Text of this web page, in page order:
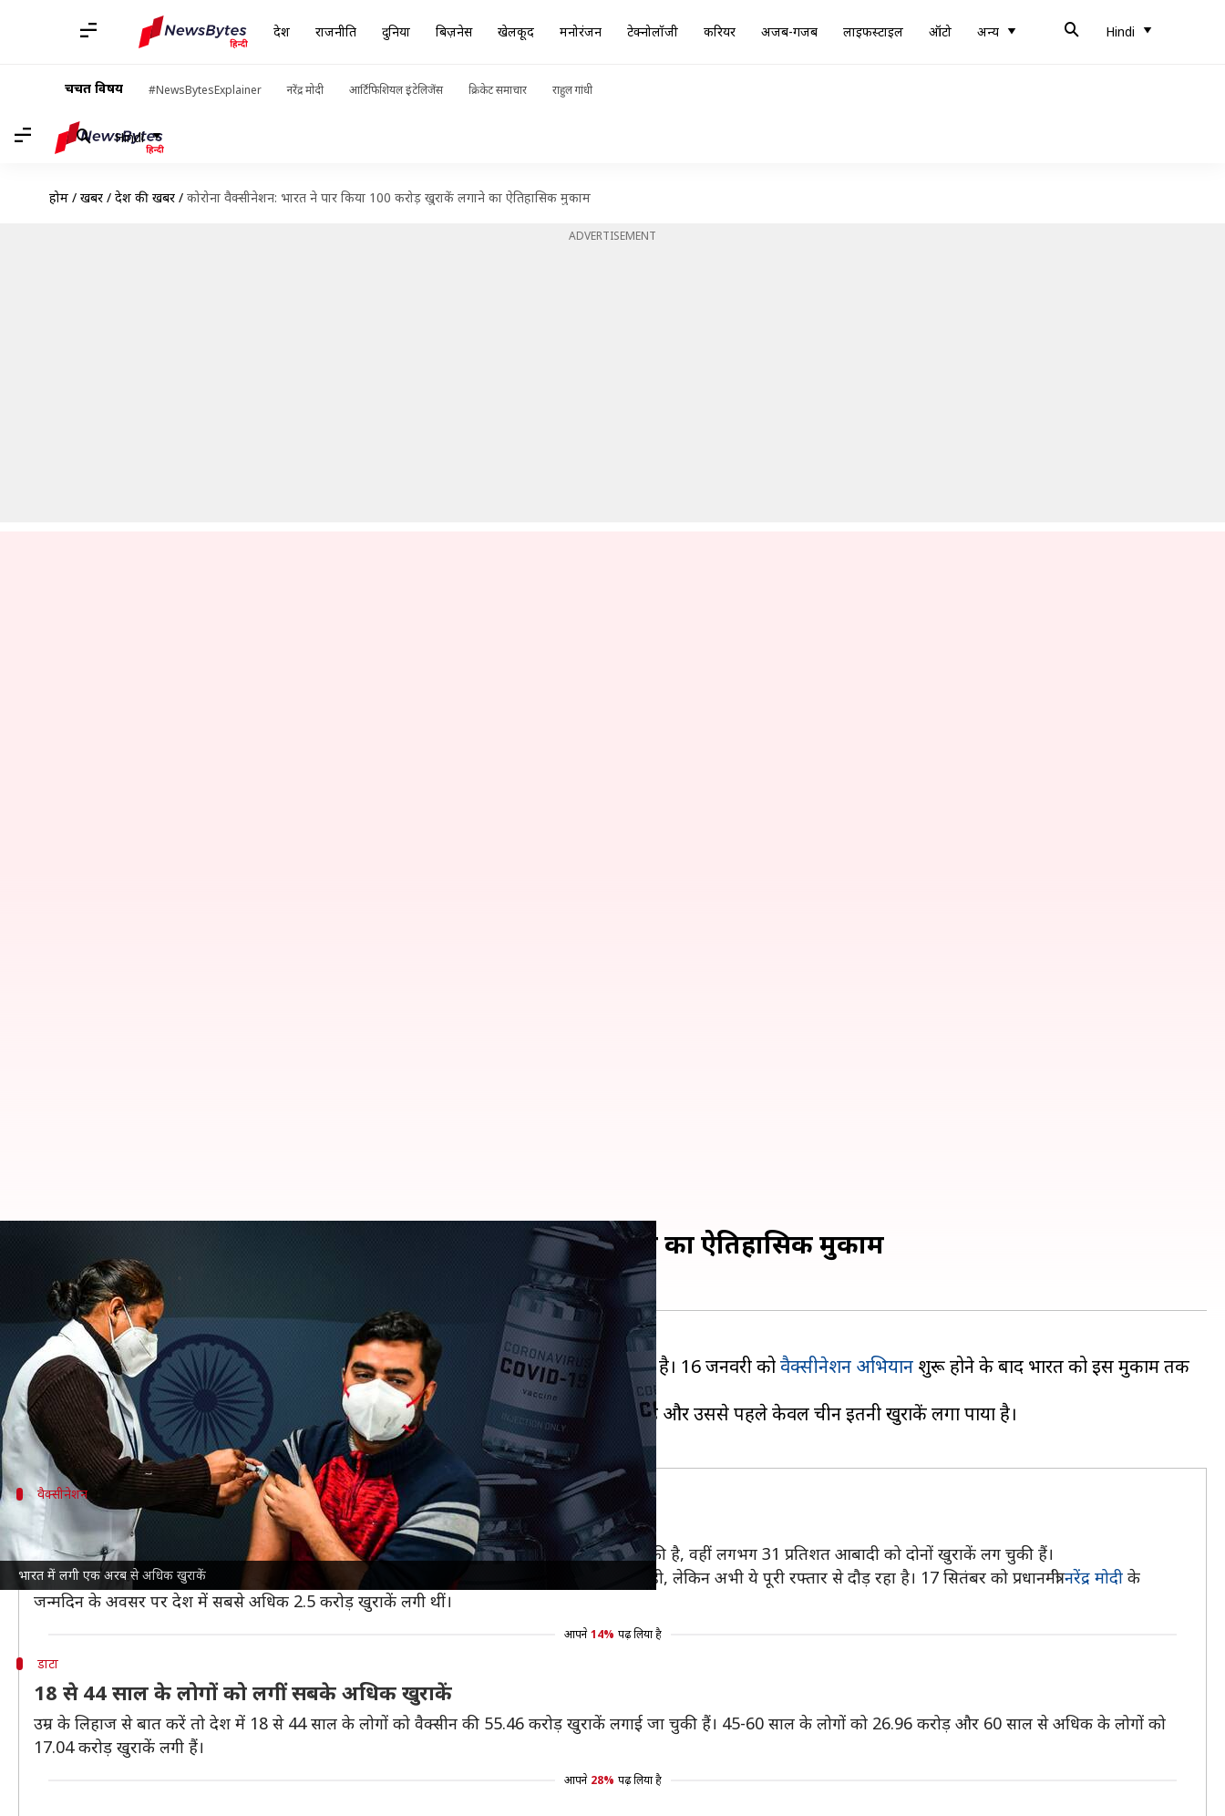
देश राजनीति दुनिया बिज़नेस खेलकूद मनोरंजन टेक्नोलॉजी करियर अजब-गजब लाइफस्टाइल ऑटो अन्य Hindi
चर्चित विषय #NewsBytesExplainer नरेंद्र मोदी आर्टिफिशियल इंटेलिजेंस क्रिकेट समाचार राहुल गांधी
Hindi
होम / खबरें / देश की खबरें / कोरोना वैक्सीनेशन: भारत ने पार किया 100 करोड़ खुराकें लगाने का ऐतिहासिक मुकाम
ADVERTISEMENT
भारत में लगी एक अरब से अधिक खुराकें
कोरोना वैक्सीनेशन: भारत ने पार किया 100 करोड़ खुराकें लगाने का ऐतिहासिक मुकाम
मुकुल तोमर Oct 21, 2021
क्या है खबर?
भारत ने कोरोना वायरस वैक्सीन की एक अरब खुराकें लगाने के ऐतिहासिक आंकड़े को पार कर लिया है। 16 जनवरी कोवैक्सीनेशन अभियान शुरू होने के बाद भारत को इस मुकाम तक
पहुंचने में नौ महीने लगे हैं।
इसी के साथ भारत कोरोना वैक्सीन की एक अरब खुराकें लगाने वाला दुनिया का दूसरा देश बन गया है और उससे पहले केवल चीन इतनी खुराकें लगा पाया है।
वैक्सीनेशन
75 प्रतिशत आबादी को लग चुकी है कम से कम एक खुराक
स्वास्थ्य मंत्रालय के अनुसार, देश में अब तक 75 प्रतिशत वयस्क आबादी को कम से कम एक खुराक लग चुकी है, वहीं लगभग 31 प्रतिशत आबादी को दोनों खुराकें लग चुकी हैं।
शुरूआत में वैक्सीनेशन अभियान को कई दिक्कतों का सामना करना पड़ा और इसकी रफ्तार बेहद धीमी रही, लेकिन अभी ये पूरी रफ्तार से दौड़ रहा है। 17 सितंबर को प्रधानमंत्रीनरेंद्र मोदी के
जन्मदिन के अवसर पर देश में सबसे अधिक 2.5 करोड़ खुराकें लगी थीं।
आपने 14% पढ़ लिया है
डाटा
18 से 44 साल के लोगों को लगीं सबके अधिक खुराकें
उम्र के लिहाज से बात करें तो देश में 18 से 44 साल के लोगों को वैक्सीन की 55.46 करोड़ खुराकें लगाई जा चुकी हैं। 45-60 साल के लोगों को 26.96 करोड़ और 60 साल से अधिक के लोगों को
17.04 करोड़ खुराकें लगी हैं।
आपने 28% पढ़ लिया है